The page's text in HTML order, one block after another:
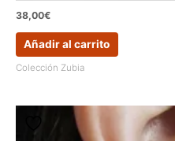
38,00€
Añadir al carrito
Colección Zubia